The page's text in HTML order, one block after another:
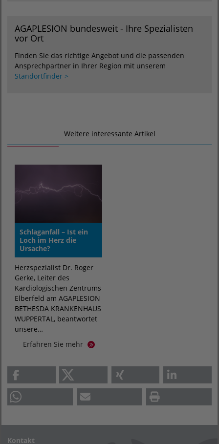
AGAPLESION bundesweit - Ihre Spezialisten
vor Ort
Finden Sie das richtige Angebot und die passenden
Ansprechpartner in Ihrer Region mit unserem
Standortfinder >
Weitere interessante Artikel
Schlaganfall – Ist ein
Loch im Herz die
Ursache?
Herzspezialist Dr. Roger
Gerke, Leiter des
Kardiologischen Zentrums
Elberfeld am AGAPLESION
BETHESDA KRANKENHAUS
WUPPERTAL, beantwortet
unsere…
Erfahren Sie mehr
Kontakt